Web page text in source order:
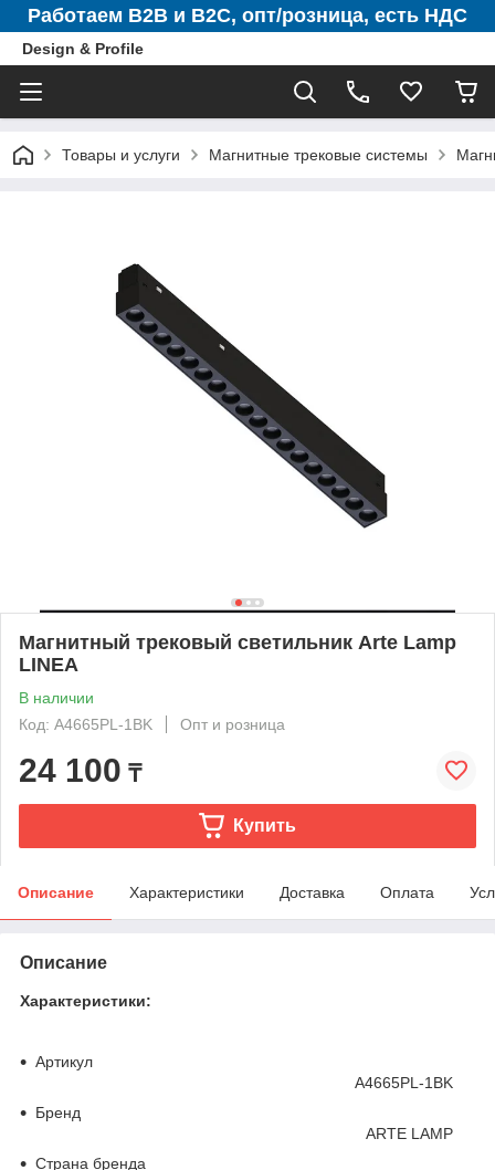
Работаем B2B и B2C, опт/розница, есть НДС
Design & Profile
Товары и услуги Магнитные трековые системы
Магнитный трековый светильник Arte Lamp
LINEA
В наличии
Код: A4665PL-1BK
Опт и розница
24 100 ₸
Купить
Описание Характеристики Доставка Оплата
Описание
Характеристики:
Артикул
A4665PL-1BK
Бренд
ARTE LAMP
Страна бренда